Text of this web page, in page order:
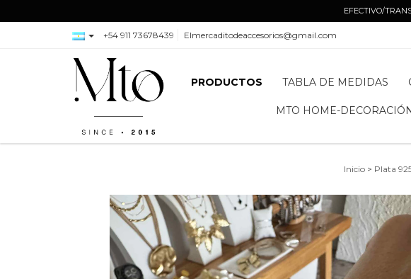
EFECTIVO/
+54 911 73678439 Elmercaditodeaccesorios@gmail.com
PRODUCTOS TABLA DE MEDIDAS
MTO HOME-
Inicio > Plata